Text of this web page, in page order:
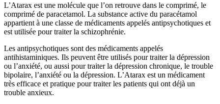
L’Atarax est une molécule que l’on retrouve dans le comprimé, le
comprimé de paracetamol. La substance active du paracétamol
appartient à une classe de médicaments appelés antipsychotiques et
est utilisée pour traiter la schizophrénie.
Les antipsychotiques sont des médicaments appelés
antihistaminiques. Ils peuvent être utilisés pour traiter la dépression
ou l’anxiété, ou aussi pour traiter la dépression chronique, le trouble
bipolaire, l’anxiété ou la dépression. L’Atarax est un médicament
très efficace et pratique pour traiter les patients qui ont déjà un
trouble anxieux.